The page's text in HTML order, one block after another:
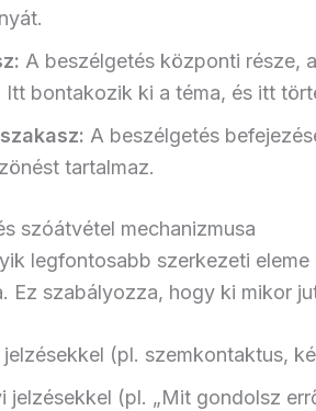
A beszélgetés központi része,
Itt bontakozik ki a téma, és itt
A beszélgetés
tartalmaz.
szóátvétel mechanizmusa
legfontosabb szerkezeti
Ez szabályozza, hogy ki mikor
jelzésekkel (pl. szemkontaktus,
jelzésekkel (pl. „Mit gondolsz